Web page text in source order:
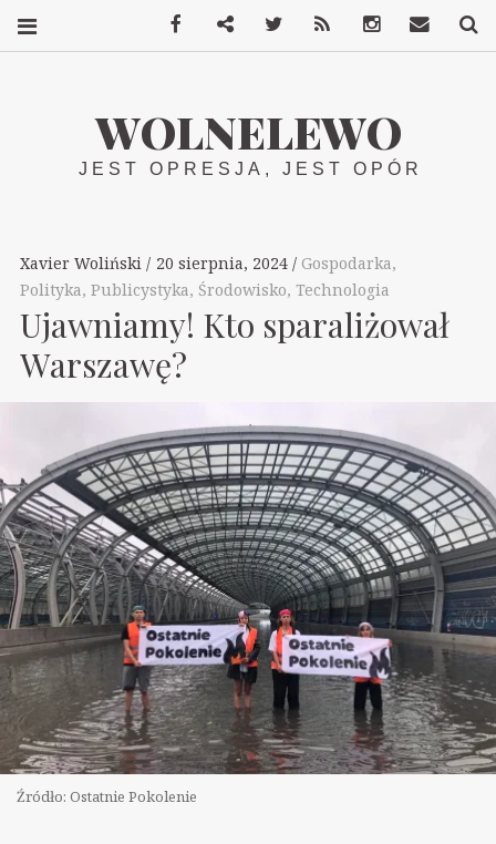
WOLNELEWO
JEST OPRESJA, JEST OPÓR
Xavier Woliński 20 sierpnia, 2024 Gospodarka,
Polityka, Publicystyka, Środowisko, Technologia
Ujawniamy! Kto sparaliżował
Warszawę?
Źródło: Ostatnie Pokolenie
FacebookMastodonTwitter InstagramKontakt